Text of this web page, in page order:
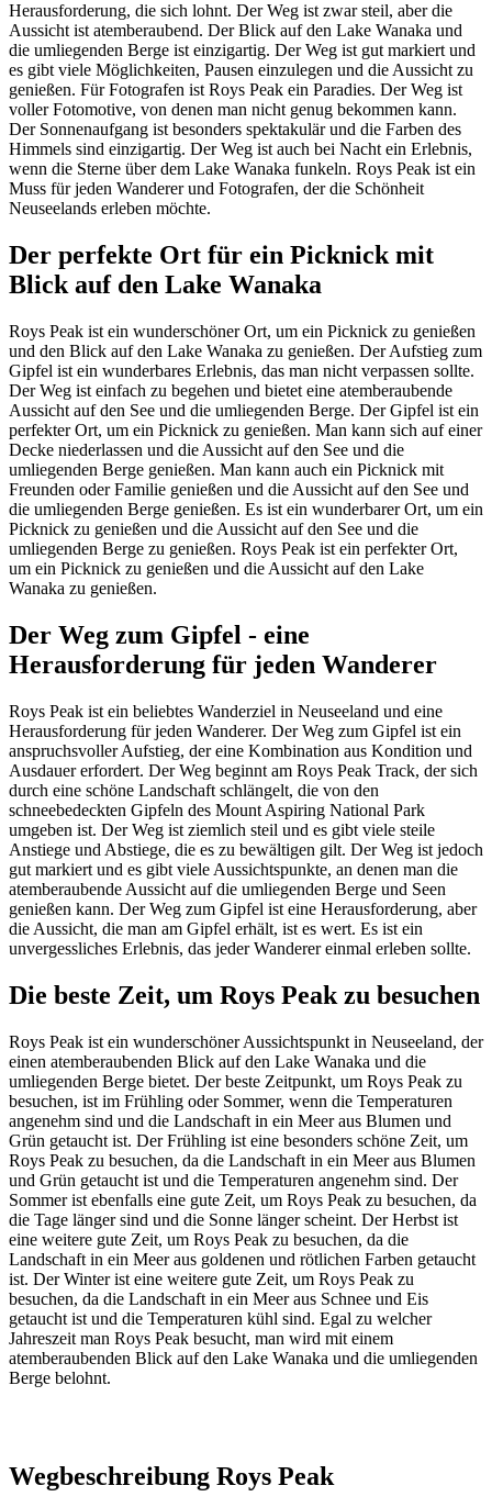
Herausforderung, die sich lohnt. Der Weg ist zwar steil, aber die
Aussicht ist atemberaubend. Der Blick auf den Lake Wanaka und
die umliegenden Berge ist einzigartig. Der Weg ist gut markiert und
es gibt viele Möglichkeiten, Pausen einzulegen und die Aussicht zu
genießen. Für Fotografen ist Roys Peak ein Paradies. Der Weg ist
voller Fotomotive, von denen man nicht genug bekommen kann.
Der Sonnenaufgang ist besonders spektakulär und die Farben des
Himmels sind einzigartig. Der Weg ist auch bei Nacht ein Erlebnis,
wenn die Sterne über dem Lake Wanaka funkeln. Roys Peak ist ein
Muss für jeden Wanderer und Fotografen, der die Schönheit
Neuseelands erleben möchte.
Der perfekte Ort für ein Picknick mit
Blick auf den Lake Wanaka
Roys Peak ist ein wunderschöner Ort, um ein Picknick zu genießen
und den Blick auf den Lake Wanaka zu genießen. Der Aufstieg zum
Gipfel ist ein wunderbares Erlebnis, das man nicht verpassen sollte.
Der Weg ist einfach zu begehen und bietet eine atemberaubende
Aussicht auf den See und die umliegenden Berge. Der Gipfel ist ein
perfekter Ort, um ein Picknick zu genießen. Man kann sich auf einer
Decke niederlassen und die Aussicht auf den See und die
umliegenden Berge genießen. Man kann auch ein Picknick mit
Freunden oder Familie genießen und die Aussicht auf den See und
die umliegenden Berge genießen. Es ist ein wunderbarer Ort, um ein
Picknick zu genießen und die Aussicht auf den See und die
umliegenden Berge zu genießen. Roys Peak ist ein perfekter Ort,
um ein Picknick zu genießen und die Aussicht auf den Lake
Wanaka zu genießen.
Der Weg zum Gipfel - eine
Herausforderung für jeden Wanderer
Roys Peak ist ein beliebtes Wanderziel in Neuseeland und eine
Herausforderung für jeden Wanderer. Der Weg zum Gipfel ist ein
anspruchsvoller Aufstieg, der eine Kombination aus Kondition und
Ausdauer erfordert. Der Weg beginnt am Roys Peak Track, der sich
durch eine schöne Landschaft schlängelt, die von den
schneebedeckten Gipfeln des Mount Aspiring National Park
umgeben ist. Der Weg ist ziemlich steil und es gibt viele steile
Anstiege und Abstiege, die es zu bewältigen gilt. Der Weg ist jedoch
gut markiert und es gibt viele Aussichtspunkte, an denen man die
atemberaubende Aussicht auf die umliegenden Berge und Seen
genießen kann. Der Weg zum Gipfel ist eine Herausforderung, aber
die Aussicht, die man am Gipfel erhält, ist es wert. Es ist ein
unvergessliches Erlebnis, das jeder Wanderer einmal erleben sollte.
Die beste Zeit, um Roys Peak zu besuchen
Roys Peak ist ein wunderschöner Aussichtspunkt in Neuseeland, der
einen atemberaubenden Blick auf den Lake Wanaka und die
umliegenden Berge bietet. Der beste Zeitpunkt, um Roys Peak zu
besuchen, ist im Frühling oder Sommer, wenn die Temperaturen
angenehm sind und die Landschaft in ein Meer aus Blumen und
Grün getaucht ist. Der Frühling ist eine besonders schöne Zeit, um
Roys Peak zu besuchen, da die Landschaft in ein Meer aus Blumen
und Grün getaucht ist und die Temperaturen angenehm sind. Der
Sommer ist ebenfalls eine gute Zeit, um Roys Peak zu besuchen, da
die Tage länger sind und die Sonne länger scheint. Der Herbst ist
eine weitere gute Zeit, um Roys Peak zu besuchen, da die
Landschaft in ein Meer aus goldenen und rötlichen Farben getaucht
ist. Der Winter ist eine weitere gute Zeit, um Roys Peak zu
besuchen, da die Landschaft in ein Meer aus Schnee und Eis
getaucht ist und die Temperaturen kühl sind. Egal zu welcher
Jahreszeit man Roys Peak besucht, man wird mit einem
atemberaubenden Blick auf den Lake Wanaka und die umliegenden
Berge belohnt.
Wegbeschreibung Roys Peak